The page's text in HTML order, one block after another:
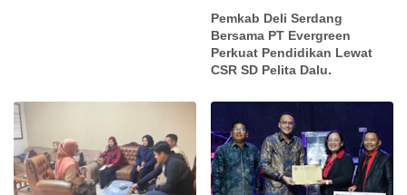
Pemkab Deli Serdang
Bersama PT Evergreen
Perkuat Pendidikan Lewat
CSR SD Pelita Dalu.